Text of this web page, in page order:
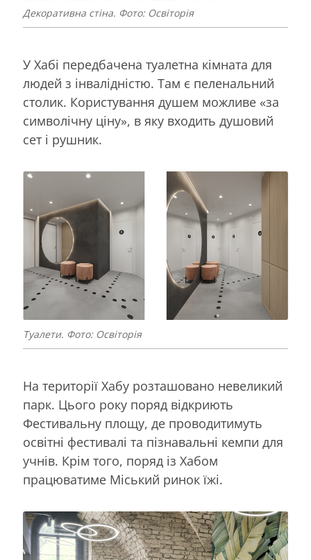
Декоративна стіна. Фото: Освіторія
У Хабі передбачена туалетна кімната для
людей з інвалідністю. Там є пеленальний
столик. Користування душем можливе «за
символічну ціну», в яку входить душовий
сет і рушник.
Туалети. Фото: Освіторія
На території Хабу розташовано невеликий
парк. Цього року поряд відкриють
Фестивальну площу, де проводитимуть
освітні фестивалі та пізнавальні кемпи для
учнів. Крім того, поряд із Хабом
працюватиме Міський ринок їжі.